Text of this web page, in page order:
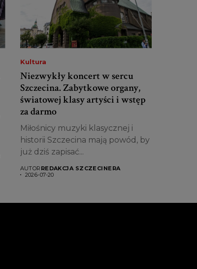
Kultura
Niezwykły koncert w sercu
Szczecina. Zabytkowe organy,
światowej klasy artyści i wstęp
za darmo
Miłośnicy muzyki klasycznej i
historii Szczecina mają powód, by
już dziś zapisać...
AUTOR REDAKCJA SZCZECINERA
2026-07-20